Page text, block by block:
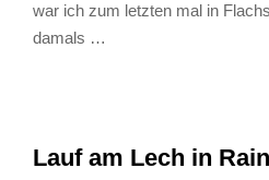
war ich zum letzten mal in
damals …
Lauf am Lech in